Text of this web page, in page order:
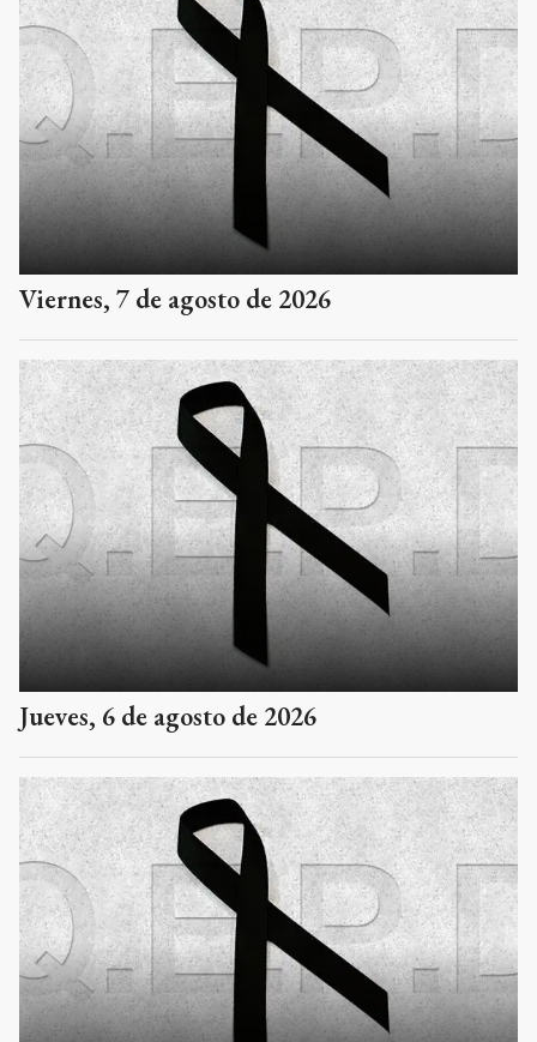
Viernes, 7 de agosto de 2026
Jueves, 6 de agosto de 2026